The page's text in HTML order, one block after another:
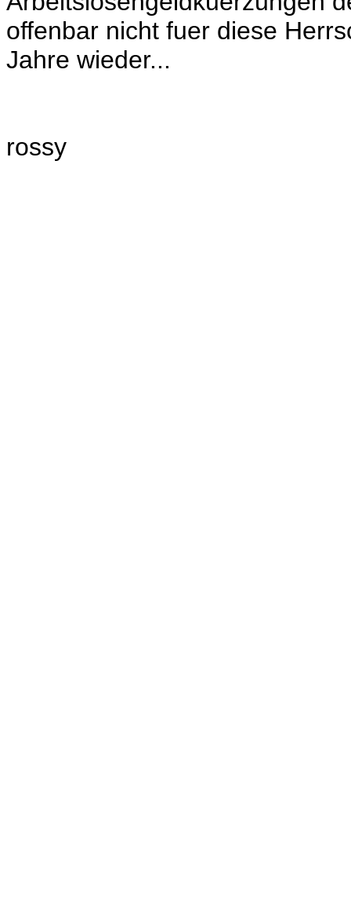
offenbar nicht fuer diese
Jahre wieder...
rossy